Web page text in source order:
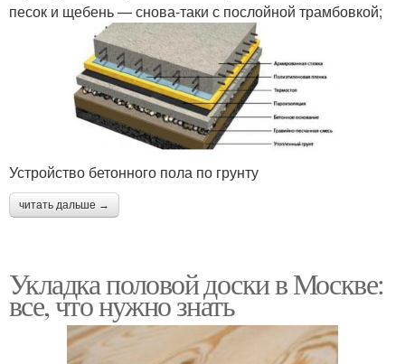
песок и щебень — снова-таки с послойной трамбовкой;
Устройство бетонного пола по грунту
читать дальше →
Укладка половой доски в Москве:
все, что нужно знать